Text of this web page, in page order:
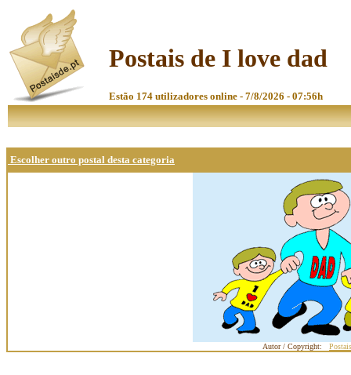
Postais de I love dad
Estão 174 utilizadores online - 7/8/2026 - 07:56h
Escolher outro postal desta categoria
Autor / Copyright: